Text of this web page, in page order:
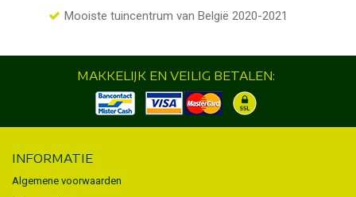
Mooiste tuincentrum van België 2020-2021
MAKKELIJK EN VEILIG BETALEN:
INFORMATIE
Algemene voorwaarden